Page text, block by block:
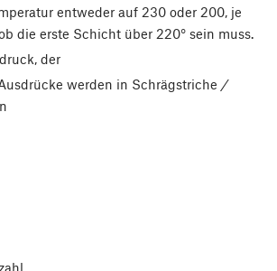
entweder auf 230 oder 200, je
die erste Schicht über 220° sein muss.
der
werden in Schrägstriche /